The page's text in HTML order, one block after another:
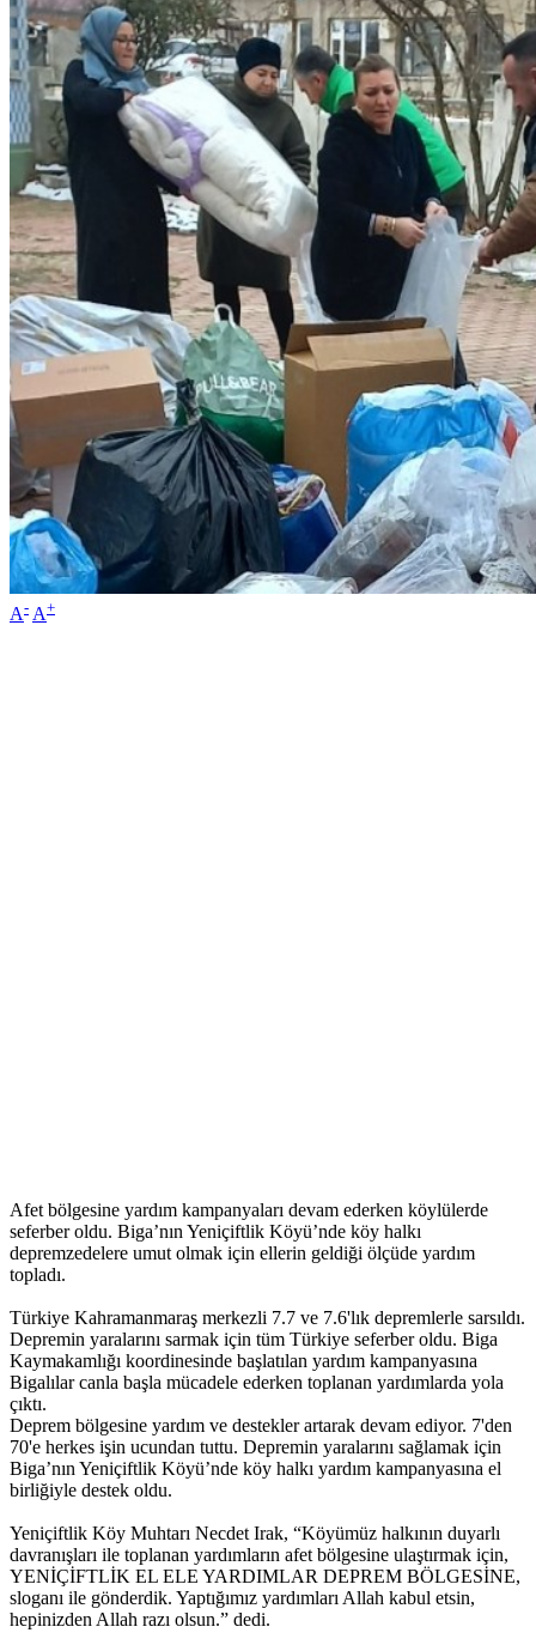
A- A+
Afet bölgesine yardım kampanyaları devam ederken köylülerde
seferber oldu. Biga’nın Yeniçiftlik Köyü’nde köy halkı
depremzedelere umut olmak için ellerin geldiği ölçüde yardım
topladı.
Türkiye Kahramanmaraş merkezli 7.7 ve 7.6'lık depremlerle sarsıldı.
Depremin yaralarını sarmak için tüm Türkiye seferber oldu. Biga
Kaymakamlığı koordinesinde başlatılan yardım kampanyasına
Bigalılar canla başla mücadele ederken toplanan yardımlarda yola
çıktı.
Deprem bölgesine yardım ve destekler artarak devam ediyor. 7'den
70'e herkes işin ucundan tuttu. Depremin yaralarını sağlamak için
Biga’nın Yeniçiftlik Köyü’nde köy halkı yardım kampanyasına el
birliğiyle destek oldu.
Yeniçiftlik Köy Muhtarı Necdet Irak, “Köyümüz halkının duyarlı
davranışları ile toplanan yardımların afet bölgesine ulaştırmak için,
YENİÇİFTLİK EL ELE YARDIMLAR DEPREM BÖLGESİNE,
sloganı ile gönderdik. Yaptığımız yardımları Allah kabul etsin,
hepinizden Allah razı olsun.” dedi.